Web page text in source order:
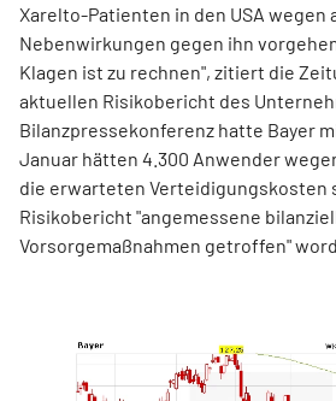
Xarelto-Patienten in den USA wegen
Nebenwirkungen gegen ihn
Klagen ist zu rechnen", zitiert die
aktuellen Risikobericht des
Bilanzpressekonferenz hatte Bayer
Januar hätten 4.300 Anwender
die erwarteten Verteidigungskosten
Risikobericht "angemessene
Vorsorgemaßnahmen getroffen"